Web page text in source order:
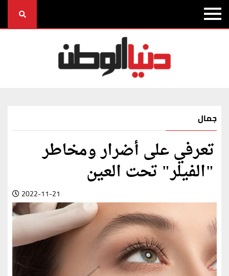
جمال
تعرفي على أضرار ومخاطر
"الفيلر" تحت العين
2022-11-21